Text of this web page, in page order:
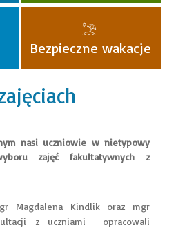
Bezpieczne wakacje
nasi uczniowie w nietypowy
zajęć fakultatywnych z
Magdalena Kindlik oraz mgr
z uczniami opracowali